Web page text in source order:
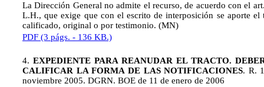
La Dirección General no admite el recurso, de acuerdo con el
L.H., que exige que con el escrito de interposición se aporte el
calificado, original o por testimonio. (MN)
PDF (3 págs. - 136 KB.)
4. EXPEDIENTE PARA REANUDAR EL TRACTO.
CALIFICAR LA FORMA DE LAS NOTIFICACIONES. R.
noviembre 2005. DGRN. BOE de 11 de enero de 2006